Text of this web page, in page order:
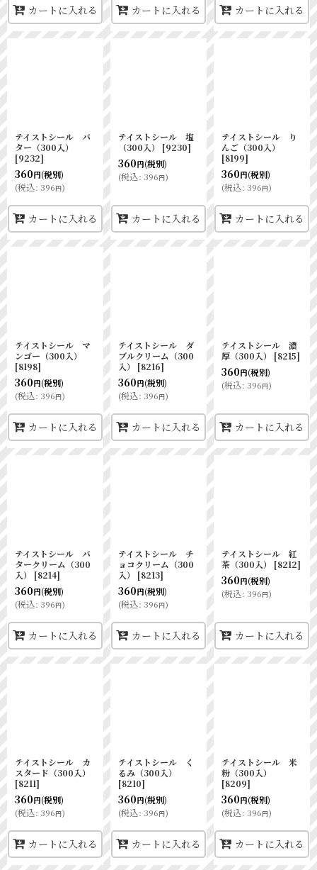
カートに入れる カートに入れる カートに入れる
テイストシール バ
ター（300入）
[9232]
360円(税別)
(税込: 396円)
カートに入れる
テイストシール 塩
（300入）
[9230]
360円(税別)
(税込: 396円)
カートに入れる
テイストシール り
んご（300入）
[8199]
360円(税別)
(税込: 396円)
カートに入れる
テイストシール マ
ンゴー（300入）
[8198]
360円(税別)
(税込: 396円)
カートに入れる
テイストシール ダ
ブルクリーム（300
入）
[8216]
360円(税別)
(税込: 396円)
カートに入れる
テイストシール 濃
厚（300入）
[8215]
360円(税別)
(税込: 396円)
カートに入れる
テイストシール バ
タークリーム（300
入）
[8214]
360円(税別)
(税込: 396円)
カートに入れる
テイストシール チ
ョコクリーム（300
入）
[8213]
360円(税別)
(税込: 396円)
カートに入れる
テイストシール 紅
茶（300入）
[8212]
360円(税別)
(税込: 396円)
カートに入れる
テイストシール カ
スタード（300入）
[8211]
360円(税別)
(税込: 396円)
カートに入れる
テイストシール く
るみ（300入）
[8210]
360円(税別)
(税込: 396円)
カートに入れる
テイストシール 米
粉（300入）
[8209]
360円(税別)
(税込: 396円)
カートに入れる